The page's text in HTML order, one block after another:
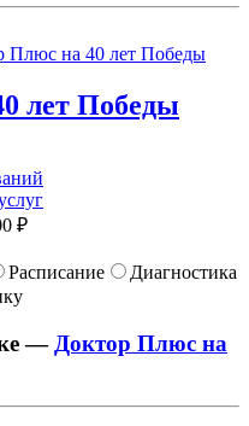
лет Победы
₽
Расписание
Диагностика
— Доктор Плюс на